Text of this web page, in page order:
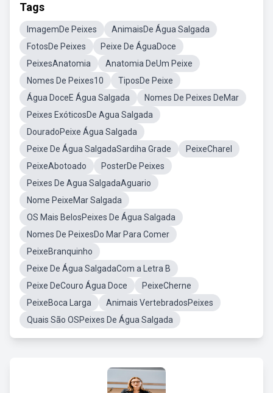
Tags
ImagemDe Peixes
AnimaisDe Água Salgada
FotosDe Peixes
Peixe De ÁguaDoce
PeixesAnatomia
Anatomia DeUm Peixe
Nomes De Peixes10
TiposDe Peixe
Água DoceE Água Salgada
Nomes De Peixes DeMar
Peixes ExóticosDe Agua Salgada
DouradoPeixe Água Salgada
Peixe De Água SalgadaSardiha Grade
PeixeCharel
PeixeAbotoado
PosterDe Peixes
Peixes De Agua SalgadaAguario
Nome PeixeMar Salgada
OS Mais BelosPeixes De Água Salgada
Nomes De PeixesDo Mar Para Comer
PeixeBranquinho
Peixe De Água SalgadaCom a Letra B
Peixe DeCouro Água Doce
PeixeCherne
PeixeBoca Larga
Animais VertebradosPeixes
Quais São OSPeixes De Água Salgada